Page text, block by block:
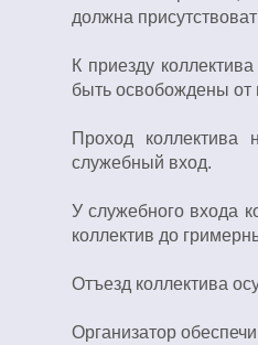
должна
К приезду
быть освобождены от
Проход коллектива
служебный вход.
У служебного входа
коллектив до
Отъезд коллектива
Организатор